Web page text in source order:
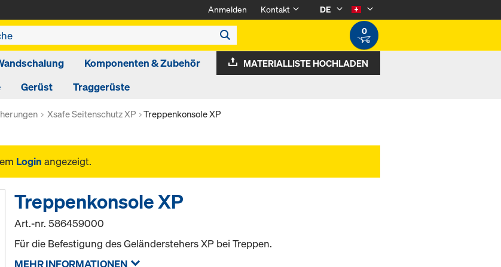
Anmelden Kontakt
DE
0
Komponenten & Zubehör
Gerüst Traggerüste
MATERIALLISTE HOCHLADEN
Xsafe Seitenschutz XP Treppenkonsole XP
Login angezeigt.
Treppenkonsole XP
Art.-nr.586459000
Für die Befestigung des Geländerstehers XP bei Treppen.
MEHR INFORMATIONEN